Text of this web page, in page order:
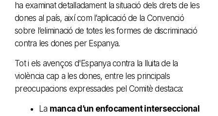
ha examinat detalladament la situació dels drets de les
dones al país, així com l’aplicació de la Convenció
sobre l’eliminació de totes les formes de discriminació
contra les dones per Espanya.
Tot i els avenços d'Espanya contra la lluita de la
violència cap a les dones, entre les principals
preocupacions expressades pel Comitè destaca:
La manca d’un enfocament interseccional